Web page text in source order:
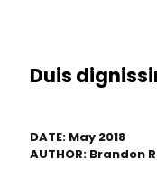
Duis
DATE: May 2018
AUTHOR: Brandon